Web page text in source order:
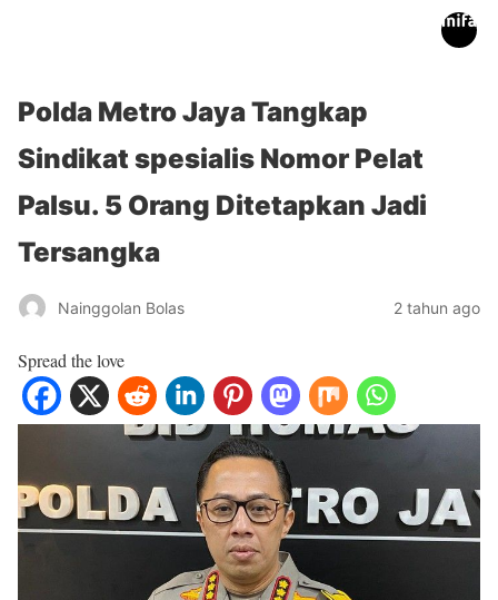
Polda Metro Jaya Tangkap
Sindikat spesialis Nomor Pelat
Palsu. 5 Orang Ditetapkan Jadi
Tersangka
Nainggolan Bolas 2 tahun ago
Spread the love